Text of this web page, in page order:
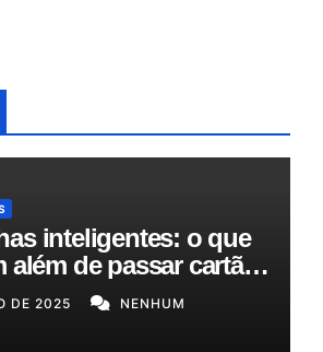
inteligentes: o que
além de passar cartão
otimizar sua
DE 2025 NENHUM